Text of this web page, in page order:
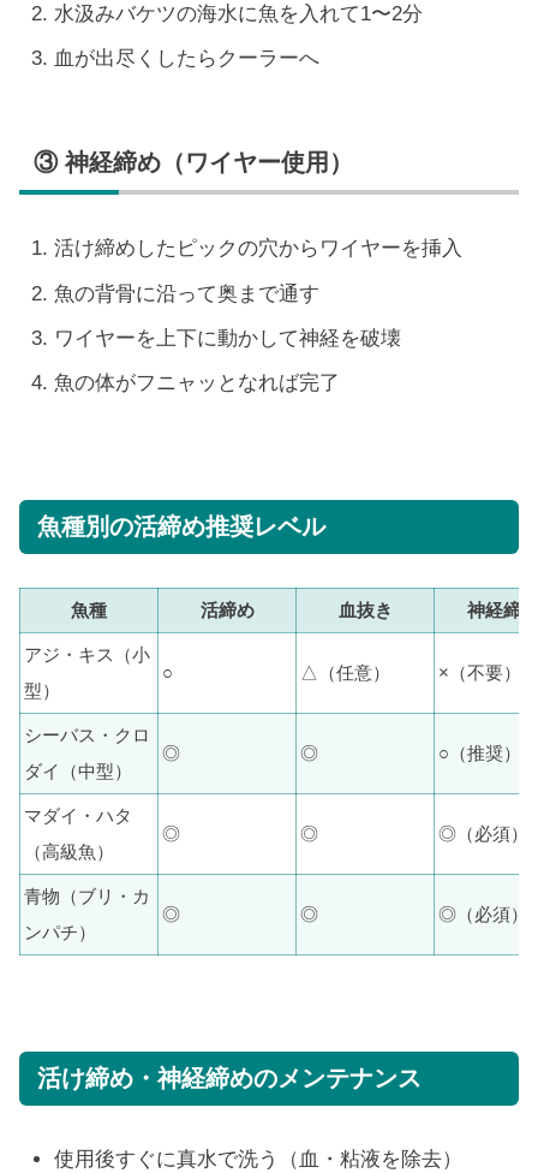
水汲みバケツの海水に魚を入れて1〜2分
血が出尽くしたらクーラーへ
③ 神経締め（ワイヤー使用）
活け締めしたピックの穴からワイヤーを挿入
魚の背骨に沿って奥まで通す
ワイヤーを上下に動かして神経を破壊
魚の体がフニャッとなれば完了
魚種別の活締め推奨レベル
魚種 活締め 血抜き 神経締め
アジ・キス（小
型）
○ △（任意） ×（不要）
シーバス・クロ
ダイ（中型）
◎ ◎ ○（推奨）
マダイ・ハタ
（高級魚）
◎ ◎ ◎（必須）
青物（ブリ・カ
ンパチ）
◎ ◎ ◎（必須）
活け締め・神経締めのメンテナンス
使用後すぐに真水で洗う（血・粘液を除去）